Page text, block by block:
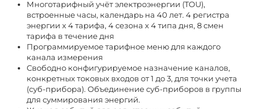
Многотарифный учёт электроэнергии (TOU),
встроенные часы, календарь на 40 лет. 4 регистра
энергии х 4 тарифа, 4 сезона х 4 типа дня, 8 смен
тарифа в течение дня
Программируемое тарифное меню для каждого
канала измерения
Свободно конфигурируемое назначение каналов,
конкретных токовых входов от 1 до 3, для точки учета
(суб-прибора). Объединение суб-приборов в группы
для суммирования энергий.